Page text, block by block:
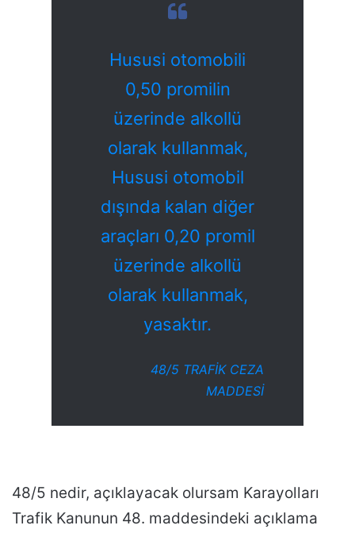
Hususi otomobili
0,50 promilin
üzerinde alkollü
olarak kullanmak,
Hususi otomobil
dışında kalan diğer
araçları 0,20 promil
üzerinde alkollü
olarak kullanmak,
yasaktır.
48/5 TRAFİK CEZA
MADDESİ
48/5 nedir, açıklayacak olursam Karayolları
Trafik Kanunun 48. maddesindeki açıklama